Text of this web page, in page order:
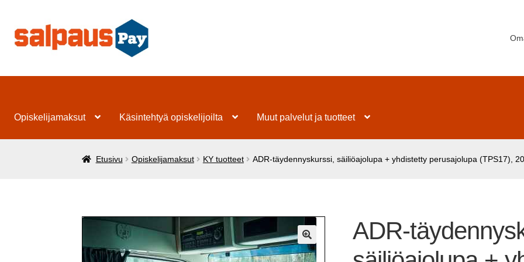
Siirry
Siirry
Opiskelijamaksut Käsintehtyä opiskelijoilta Muut palvelut ja tuotteet
Etusivu Opiskelijamaksut KY tuotteet ADR-täydennyskurssi, säiliöajolupa + yhdistetty perusajolupa (TPS17),
🔍
ADR-